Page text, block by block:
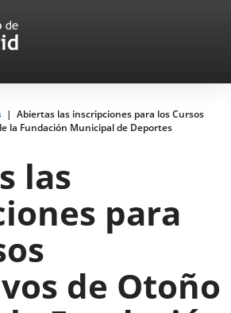
Abiertas las inscripciones para los Cursos
la Fundación Municipal de Deportes
las
para
de Otoño